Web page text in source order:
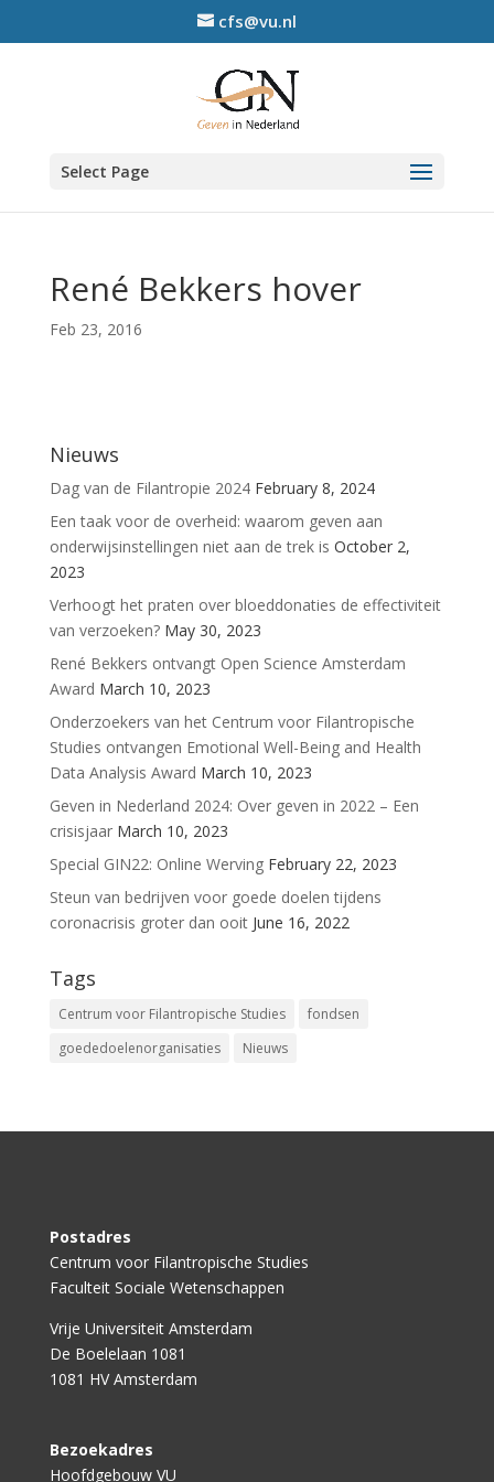
cfs@vu.nl
Select Page
René Bekkers hover
Feb 23, 2016
Nieuws
Dag van de Filantropie 2024 February 8, 2024
Een taak voor de overheid: waarom geven aan
onderwijsinstellingen niet aan de trek is October 2,
2023
Verhoogt het praten over bloeddonaties de effectiviteit
van verzoeken? May 30, 2023
René Bekkers ontvangt Open Science Amsterdam
Award March 10, 2023
Onderzoekers van het Centrum voor Filantropische
Studies ontvangen Emotional Well-Being and Health
Data Analysis Award March 10, 2023
Geven in Nederland 2024: Over geven in 2022 – Een
crisisjaar March 10, 2023
Special GIN22: Online Werving February 22, 2023
Steun van bedrijven voor goede doelen tijdens
coronacrisis groter dan ooit June 16, 2022
Tags
Centrum voor Filantropische Studies
fondsen
goededoelenorganisaties
Nieuws
Postadres
Centrum voor Filantropische Studies
Faculteit Sociale Wetenschappen
Vrije Universiteit Amsterdam
De Boelelaan 1081
1081 HV Amsterdam
Bezoekadres
Hoofdgebouw VU